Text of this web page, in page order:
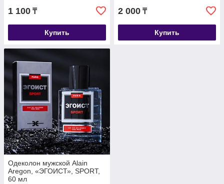
1 100 ₸
Купить
2 000 ₸
Купить
Одеколон мужской Alain
Aregon, «ЭГОИСТ», SPORT,
60 мл